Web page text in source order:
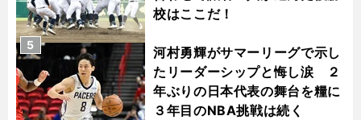
校はここだ！
河村勇輝がサマーリーグで示し
たリーダーシップと悔し涙 ２
年ぶりの日本代表の舞台を糧に
３年目のNBA挑戦は続く
5